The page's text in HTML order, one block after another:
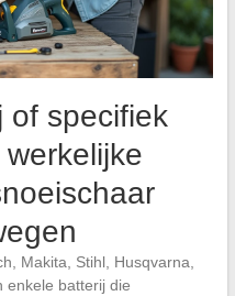
of specifiek
Makita, Stihl, Husqvarna,
enkele batterij die